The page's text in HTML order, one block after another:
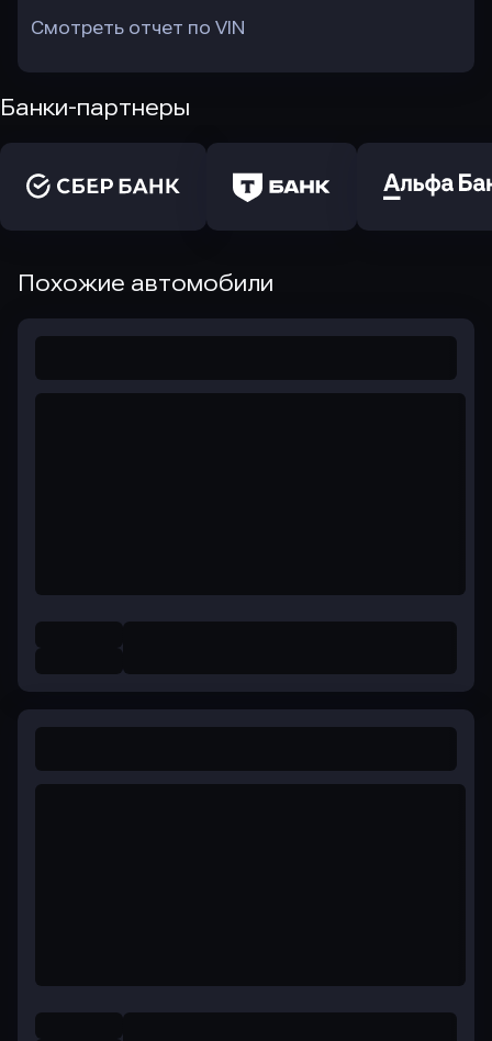
Смотреть отчет по VIN
Банки-партнеры
Похожие автомобили